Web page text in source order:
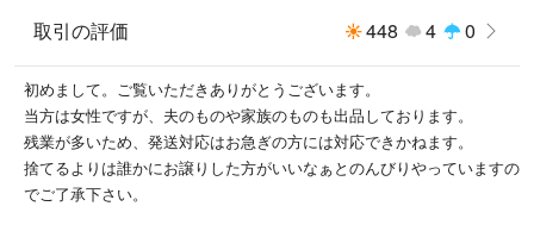
取引の評価 448 4 0
初めまして。ご覧いただきありがとうございます。
当方は女性ですが、夫のものや家族のものも出品しております。
残業が多いため、発送対応はお急ぎの方には対応できかねます。
捨てるよりは誰かにお譲りした方がいいなぁとのんびりやっていますの
でご了承下さい。